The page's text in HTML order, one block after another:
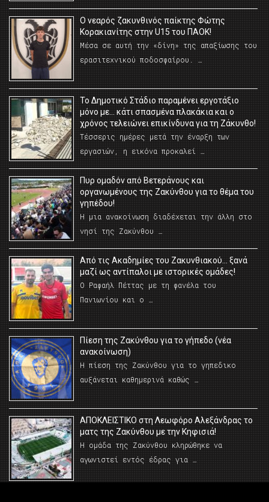
O νεαρός ζακυνθινός παίκτης Φώτης
Κορακιανίτης στην U15 του ΠΑΟΚ!
Μέσα σε αυτή την «δίνη» της απαξίωσης του
ερασιτεχνικού ποδοσφαίρου. …
Το Δημοτικό Στάδιο παραμένει εργοτάξιο
μόνο με… κάτι σπασμένα πλακάκια και ο
χρόνος τελειώνει επικίνδυνα για τη Ζάκυνθο!
Τέσσερις ημέρες μετά την έναρξη των
εργασιών, η εικόνα προκαλεί …
Πυρ ομαδόν από Βετεράνους και
οργανωμένους της Ζακύνθου για το θέμα του
γηπέδου!
Η μια ανακοίνωση διαδέχεται την άλλη στο
νησί της Ζακύνθου …
Από τις Ακαδημίες του Ζακυνθιακού… ξανά
μαζί ως αντίπαλοι με ιστορικές ομάδες!
Ο Ραφαήλ Πέττας με τη φανέλα του
Πανιωνίου και ο …
Πίεση της Ζακύνθου για το γήπεδο (νέα
ανακοίνωση)
Η πίεση της Ζακύνθου για το γηπεδικο
αυξάνεται καθημερινά καθώς …
AΠΟΚΛΕΙΣΤΙΚΟ στη Λεωφόρο Αλεξάνδρας το
ματς της Ζακύνθου με την Κηφισιά!
Η ομάδα της Ζακύνθου κληρώθηκε να
αγωνιστεί εντός έδρας για …